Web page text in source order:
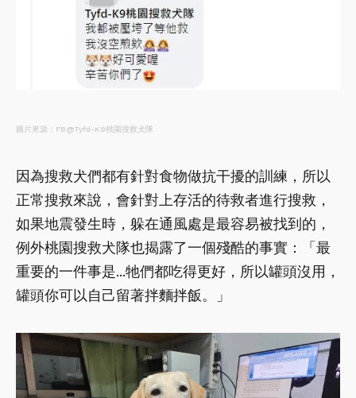
圖片來源：FB@Tyfd-K9桃園搜救犬隊
因為搜救犬們都有針對食物做抗干擾的訓練，所以
正常搜救來說，會針對上存活的待救者進行搜救，
如果地震發生時，躲在通風處是最容易被找到的，
例外桃園搜救犬隊也揭露了一個殘酷的事實：「最
重要的一件事是...牠們都吃得更好，所以罐頭沒用，
罐頭你可以自己留著拌麵拌飯。」